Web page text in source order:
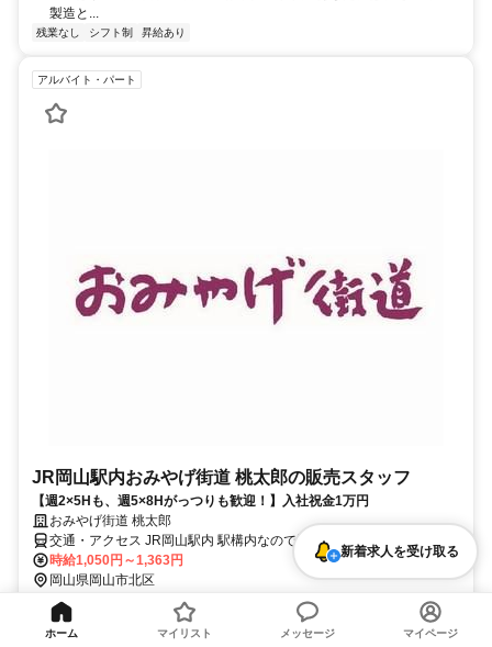
製造と...
残業なし シフト制 昇給あり
アルバイト・パート
JR岡山駅内おみやげ街道 桃太郎の販売スタッフ
【週2×5Hも、週5×8Hがっつりも歓迎！】入社祝金1万円
おみやげ街道 桃太郎
交通・アクセス JR岡山駅内 駅構内なので通勤ラクラク！
時給1,050円～1,363円
岡山県岡山市北区
勤務時間詳細 【募集時間】 ①6:50～15:00 上記時間で週2日～OK！
◆フルタイム歓迎 ◆長期歓迎 ◆平日のみ・土日祝のみOK
仕事内容 ★アピールポイント★ ・駅構内店でアクセスも◎ ・週2日
新着求人を受け取る
ホーム マイリスト メッセージ マイページ